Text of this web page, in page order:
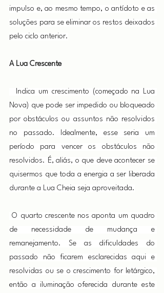
impulso e, ao mesmo tempo, o antídoto e as
soluções para se eliminar os restos deixados
pelo ciclo anterior.
A Lua Crescente
Indica um crescimento (começado na Lua
Nova) que pode ser impedido ou bloqueado
por obstáculos ou assuntos não resolvidos
no passado. Idealmente, esse seria um
período para vencer os obstáculos não
resolvidos. É, aliás, o que deve acontecer se
quisermos que toda a energia a ser liberada
durante a Lua Cheia seja aproveitada.
O quarto crescente nos aponta um quadro
de necessidade de mudança e
remanejamento. Se as dificuldades do
passado não ficarem esclarecidas aqui e
resolvidas ou se o crescimento for letárgico,
então a iluminação oferecida durante este